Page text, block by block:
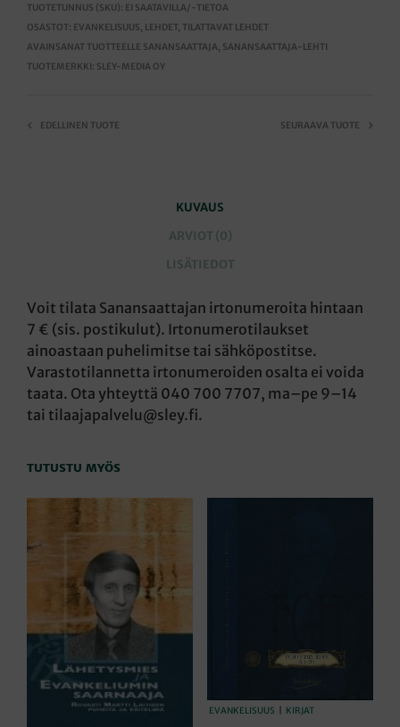
TUOTETUNNUS (SKU): EI SAATAVILLA/-TIETOA
OSASTOT: EVANKELISUUS, LEHDET, TILATTAVAT LEHDET
AVAINSANAT TUOTTEELLE SANANSAATTAJA, SANANSAATTAJA-LEHTI
TUOTEMERKKI: SLEY-MEDIA OY
EDELLINEN TUOTE SEURAAVA TUOTE
KUVAUS
ARVIOT (0)
LISÄTIEDOT
Voit tilata Sanansaattajan irtonumeroita hintaan
7 € (sis. postikulut). Irtonumerotilaukset
ainoastaan puhelimitse tai sähköpostitse.
Varastotilannetta irtonumeroiden osalta ei voida
taata. Ota yhteyttä 040 700 7707, ma–pe 9–14
tai tilaajapalvelu@sley.fi.
TUTUSTU MYÖS
EVANKELISUUS KIRJAT